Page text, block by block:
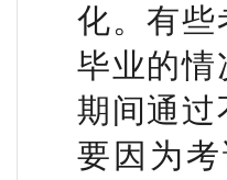
化。有些
毕业的情
期间通过
要因为